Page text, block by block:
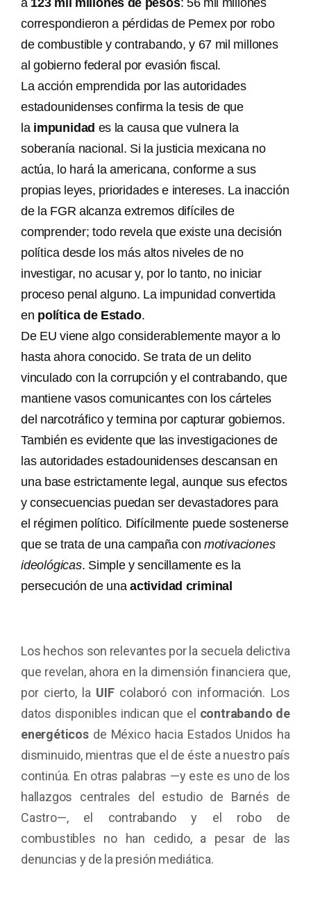
a 123 mil millones de pesos: 56 mil millones
correspondieron a pérdidas de Pemex por robo
de combustible y contrabando, y 67 mil millones
al gobierno federal por evasión fiscal.
La acción emprendida por las autoridades
estadounidenses confirma la tesis de que
la impunidad es la causa que vulnera la
soberanía nacional. Si la justicia mexicana no
actúa, lo hará la americana, conforme a sus
propias leyes, prioridades e intereses. La inacción
de la FGR alcanza extremos difíciles de
comprender; todo revela que existe una decisión
política desde los más altos niveles de no
investigar, no acusar y, por lo tanto, no iniciar
proceso penal alguno. La impunidad convertida
en política de Estado.
De EU viene algo considerablemente mayor a lo
hasta ahora conocido. Se trata de un delito
vinculado con la corrupción y el contrabando, que
mantiene vasos comunicantes con los cárteles
del narcotráfico y termina por capturar gobiernos.
También es evidente que las investigaciones de
las autoridades estadounidenses descansan en
una base estrictamente legal, aunque sus efectos
y consecuencias puedan ser devastadores para
el régimen político. Difícilmente puede sostenerse
que se trata de una campaña con motivaciones
ideológicas. Simple y sencillamente es la
persecución de una actividad criminal
Los hechos son relevantes por la secuela delictiva
que revelan, ahora en la dimensión financiera que,
por cierto, la UIFcolaboró con información. Los
datos disponibles indican que el contrabando de
energéticosde México hacia Estados Unidos ha
disminuido, mientras que el de éste a nuestro país
continúa. En otras palabras —y este es uno de los
hallazgos centrales del estudio de Barnés de
Castro—, el contrabando y el robo de
combustibles no han cedido, a pesar de las
denuncias y de la presión mediática.